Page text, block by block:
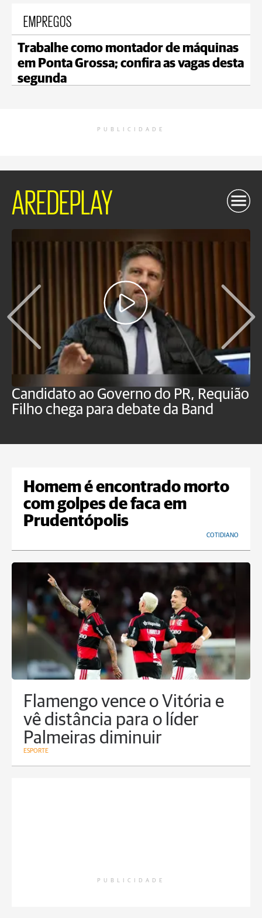
EMPREGOS
Trabalhe como montador de máquinas
em Ponta Grossa; confira as vagas desta
segunda
PUBLICIDADE
AREDEPLAY
Candidato ao Governo do PR, Requião
Filho chega para debate da Band
Homem é encontrado morto
com golpes de faca em
Prudentópolis
COTIDIANO
Flamengo vence o Vitória e
vê distância para o líder
Palmeiras diminuir
ESPORTE
PUBLICIDADE